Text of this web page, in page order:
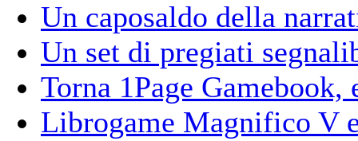
Un caposaldo della
Un set di pregiati
Torna 1Page
Librogame Magnifico V